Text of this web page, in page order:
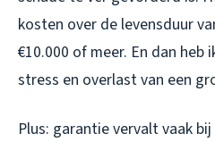
kosten over de levensduur
€10.000 of meer. En dan
stress en overlast van een
Plus: garantie vervalt vaak